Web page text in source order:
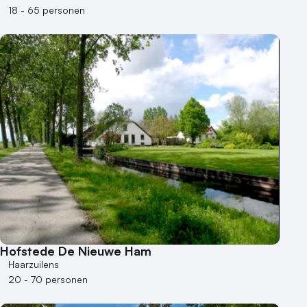
18 - 65 personen
Hofstede De Nieuwe Ham
Haarzuilens
20 - 70 personen